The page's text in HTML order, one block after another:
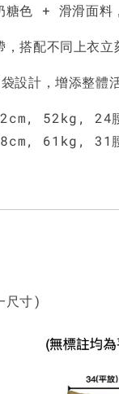
糖色 + 滑滑面料
搭配不同上衣立
設計，增添整體
52kg, 24
61kg, 31
尺寸)